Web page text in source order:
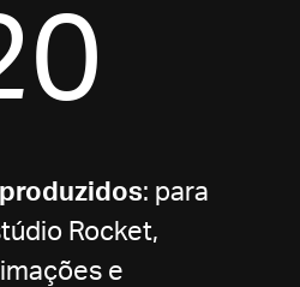
: para
Rocket,
e